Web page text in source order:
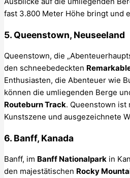
fast 3.800 Meter Höhe bringt und
5. Queenstown, Neuseeland
Queenstown, die
den schneebedeckten
Enthusiasten, die Abenteuer wie
können die umliegenden Berge
Routeburn Track. Queenstown
Kunstszene und ausgezeichnete
6. Banff, Kanada
Banff, im Banff Nationalpark in
den majestätischen Rocky